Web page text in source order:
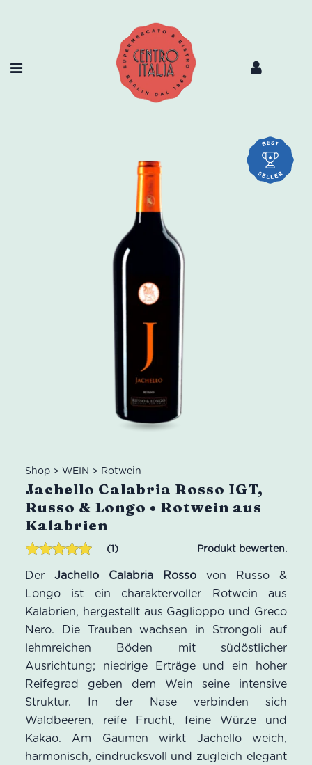
Shop> WEIN > Rotwein
Jachello Calabria Rosso IGT,
Russo & Longo • Rotwein aus
Kalabrien
Bewertet mit
5.00
von 5,
basierend
auf
Kundenbewertung
1
Der Jachello Calabria Rosso von Russo &
Longo ist ein charaktervoller Rotwein aus
Kalabrien, hergestellt aus Gaglioppo und Greco
Nero. Die Trauben wachsen in Strongoli auf
lehmreichen Böden mit südöstlicher
Ausrichtung; niedrige Erträge und ein hoher
Reifegrad geben dem Wein seine intensive
Struktur. In der Nase verbinden sich
Waldbeeren, reife Frucht, feine Würze und
Kakao. Am Gaumen wirkt Jachello weich,
harmonisch, eindrucksvoll und zugleich elegant